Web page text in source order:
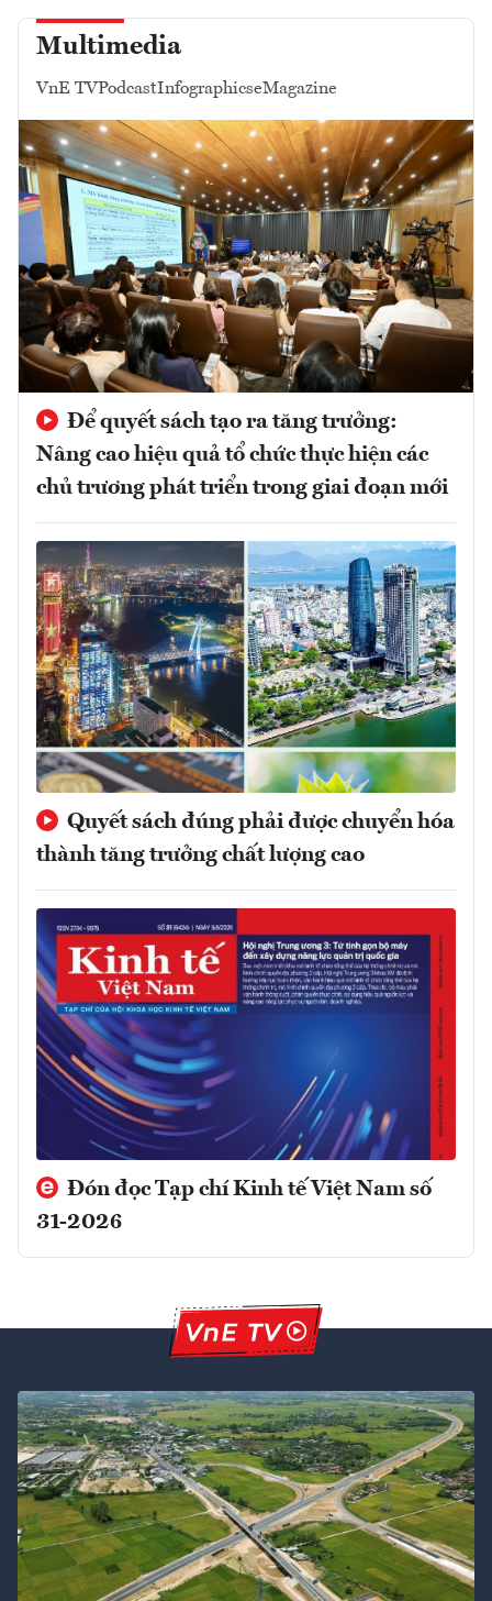
Multimedia
VnE TVPodcastInfographicseMagazine
Để quyết sách tạo ra tăng trưởng:
Nâng cao hiệu quả tổ chức thực hiện các
chủ trương phát triển trong giai đoạn mới
Quyết sách đúng phải được chuyển hóa
thành tăng trưởng chất lượng cao
Đón đọc Tạp chí Kinh tế Việt Nam số
31-2026